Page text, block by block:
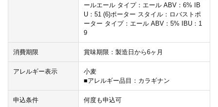
ールエール タイプ：エール ABV：6% IB
U：51 (6)ポーター スタイル：ロバストポ
ーター タイプ：エール ABV：5% IBU：1
9
消費期限 賞味期限：製造日から6ヶ月
アレルギー表示
小麦
■アレルギー品目：カラギナン
申込条件 何度も申込可